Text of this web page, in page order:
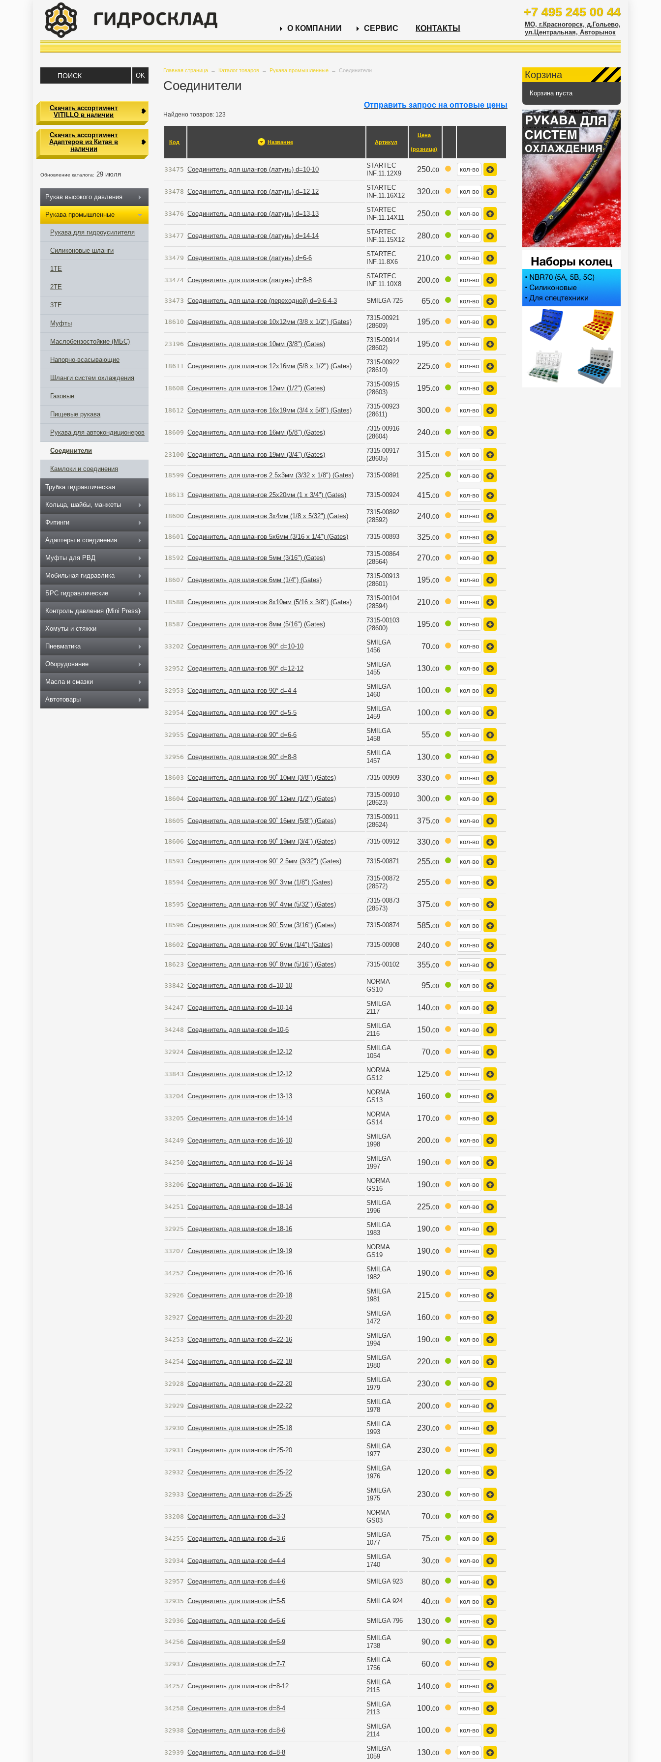
+7 495 245 00 44
МО, г.Красногорск, д.Гольево,
ул.Центральная, Авторынок
О КОМПАНИИ СЕРВИС КОНТАКТЫ
Главная страница → Каталог товаров → Рукава промышленные → Соединители
Соединители
Отправить запрос на оптовые цены
Найдено товаров: 123
Код Название Артикул
Цена
(розница)
33475 Соединитель для шлангов (латунь) d=10-10
STARTEC
INF.11.12X9
250.00
33478 Соединитель для шлангов (латунь) d=12-12
STARTEC
INF.11.16X12
320.00
33476 Соединитель для шлангов (латунь) d=13-13
STARTEC
INF.11.14X11
250.00
33477 Соединитель для шлангов (латунь) d=14-14
STARTEC
INF.11.15X12
280.00
33479 Соединитель для шлангов (латунь) d=6-6
STARTEC
INF.11.8X6
210.00
33474 Соединитель для шлангов (латунь) d=8-8
STARTEC
INF.11.10X8
200.00
33473 Соединитель для шлангов (переходной) d=9-6-4-3 SMILGA 725 65.00
18610 Соединитель для шлангов 10x12мм (3/8 x 1/2") (Gates)
7315-00921
(28609)
195.00
23196 Соединитель для шлангов 10мм (3/8") (Gates)
7315-00914
(28602)
195.00
18611 Соединитель для шлангов 12x16мм (5/8 x 1/2") (Gates)
7315-00922
(28610)
225.00
18608 Соединитель для шлангов 12мм (1/2") (Gates)
7315-00915
(28603)
195.00
18612 Соединитель для шлангов 16x19мм (3/4 x 5/8") (Gates)
7315-00923
(28611)
300.00
18609 Соединитель для шлангов 16мм (5/8") (Gates)
7315-00916
(28604)
240.00
23100 Соединитель для шлангов 19мм (3/4") (Gates)
7315-00917
(28605)
315.00
18599 Соединитель для шлангов 2.5x3мм (3/32 x 1/8") (Gates) 7315-00891 225.00
18613 Соединитель для шлангов 25x20мм (1 x 3/4") (Gates) 7315-00924 415.00
18600 Соединитель для шлангов 3x4мм (1/8 x 5/32") (Gates)
7315-00892
(28592)
240.00
18601 Соединитель для шлангов 5x6мм (3/16 x 1/4") (Gates) 7315-00893 325.00
18592 Соединитель для шлангов 5мм (3/16") (Gates)
7315-00864
(28564)
270.00
18607 Соединитель для шлангов 6мм (1/4") (Gates)
7315-00913
(28601)
195.00
18588 Соединитель для шлангов 8x10мм (5/16 x 3/8") (Gates)
7315-00104
(28594)
210.00
18587 Соединитель для шлангов 8мм (5/16") (Gates)
7315-00103
(28600)
195.00
33202 Соединитель для шлангов 90° d=10-10
SMILGA
1456
70.00
32952 Соединитель для шлангов 90° d=12-12
SMILGA
1455
130.00
32953 Соединитель для шлангов 90° d=4-4
SMILGA
1460
100.00
32954 Соединитель для шлангов 90° d=5-5
SMILGA
1459
100.00
32955 Соединитель для шлангов 90° d=6-6
SMILGA
1458
55.00
32956 Соединитель для шлангов 90° d=8-8
SMILGA
1457
130.00
18603 Соединитель для шлангов 90˚ 10мм (3/8") (Gates) 7315-00909 330.00
18604 Соединитель для шлангов 90˚ 12мм (1/2") (Gates)
7315-00910
(28623)
300.00
18605 Соединитель для шлангов 90˚ 16мм (5/8") (Gates)
7315-00911
(28624)
375.00
18606 Соединитель для шлангов 90˚ 19мм (3/4") (Gates) 7315-00912 330.00
18593 Соединитель для шлангов 90˚ 2.5мм (3/32") (Gates) 7315-00871 255.00
18594 Соединитель для шлангов 90˚ 3мм (1/8") (Gates)
7315-00872
(28572)
255.00
18595 Соединитель для шлангов 90˚ 4мм (5/32") (Gates)
7315-00873
(28573)
375.00
18596 Соединитель для шлангов 90˚ 5мм (3/16") (Gates) 7315-00874 585.00
18602 Соединитель для шлангов 90˚ 6мм (1/4") (Gates) 7315-00908 240.00
18623 Соединитель для шлангов 90˚ 8мм (5/16") (Gates) 7315-00102 355.00
33842 Соединитель для шлангов d=10-10
NORMA
GS10
95.00
34247 Соединитель для шлангов d=10-14
SMILGA
2117
140.00
34248 Соединитель для шлангов d=10-6
SMILGA
2116
150.00
32924 Соединитель для шлангов d=12-12
SMILGA
1054
70.00
33843 Соединитель для шлангов d=12-12
NORMA
GS12
125.00
33204 Соединитель для шлангов d=13-13
NORMA
GS13
160.00
33205 Соединитель для шлангов d=14-14
NORMA
GS14
170.00
34249 Соединитель для шлангов d=16-10
SMILGA
1998
200.00
34250 Соединитель для шлангов d=16-14
SMILGA
1997
190.00
33206 Соединитель для шлангов d=16-16
NORMA
GS16
190.00
34251 Соединитель для шлангов d=18-14
SMILGA
1996
225.00
32925 Соединитель для шлангов d=18-16
SMILGA
1983
190.00
33207 Соединитель для шлангов d=19-19
NORMA
GS19
190.00
34252 Соединитель для шлангов d=20-16
SMILGA
1982
190.00
32926 Соединитель для шлангов d=20-18
SMILGA
1981
215.00
32927 Соединитель для шлангов d=20-20
SMILGA
1472
160.00
34253 Соединитель для шлангов d=22-16
SMILGA
1994
190.00
34254 Соединитель для шлангов d=22-18
SMILGA
1980
220.00
32928 Соединитель для шлангов d=22-20
SMILGA
1979
230.00
32929 Соединитель для шлангов d=22-22
SMILGA
1978
200.00
32930 Соединитель для шлангов d=25-18
SMILGA
1993
230.00
32931 Соединитель для шлангов d=25-20
SMILGA
1977
230.00
32932 Соединитель для шлангов d=25-22
SMILGA
1976
120.00
32933 Соединитель для шлангов d=25-25
SMILGA
1975
230.00
33208 Соединитель для шлангов d=3-3
NORMA
GS03
70.00
34255 Соединитель для шлангов d=3-6
SMILGA
1077
75.00
32934 Соединитель для шлангов d=4-4
SMILGA
1740
30.00
32957 Соединитель для шлангов d=4-6 SMILGA 923 80.00
32935 Соединитель для шлангов d=5-5 SMILGA 924 40.00
32936 Соединитель для шлангов d=6-6 SMILGA 796 130.00
34256 Соединитель для шлангов d=6-9
SMILGA
1738
90.00
32937 Соединитель для шлангов d=7-7
SMILGA
1756
60.00
34257 Соединитель для шлангов d=8-12
SMILGA
2115
140.00
34258 Соединитель для шлангов d=8-4
SMILGA
2113
100.00
32938 Соединитель для шлангов d=8-6
SMILGA
2114
100.00
32939 Соединитель для шлангов d=8-8
SMILGA
1059
130.00
Скачать ассортимент
VITILLO в наличии
Скачать ассортимент
Адаптеров из Китая в
наличии
Обновление каталога: 29 июля
Рукав высокого давления
Рукава промышленные
Рукава для гидроусилителя
Силиконовые шланги
1TE
2TE
3TE
Муфты
Маслобензостойкие (МБС)
Напорно-всасывающие
Шланги систем охлаждения
Газовые
Пищевые рукава
Рукава для автокондиционеров
Соединители
Камлоки и соединения
Трубка гидравлическая
Кольца, шайбы, манжеты
Фитинги
Адаптеры и соединения
Муфты для РВД
Мобильная гидравлика
БРС гидравлические
Контроль давления (Mini Press)
Хомуты и стяжки
Пневматика
Оборудование
Масла и смазки
Автотовары
Корзина
Корзина пуста